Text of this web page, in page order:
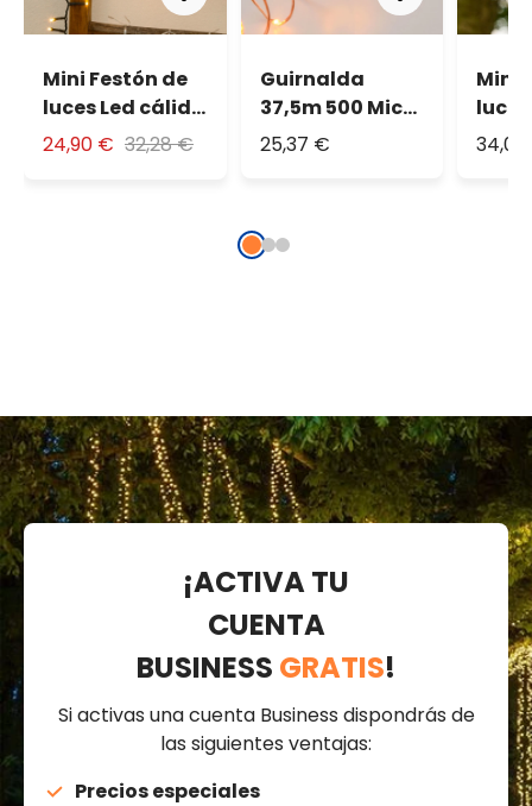
Mini Festón de
luces Led cálido
30m
24,90 € 32,28 €
Guirnalda
37,5m 500 Micro
Led extra cálido
25,37 €
Mini
¡ACTIVA TU
CUENTA
BUSINESS GRATIS!
Si activas una cuenta Business dispondrás de
las siguientes ventajas:
Precios especiales